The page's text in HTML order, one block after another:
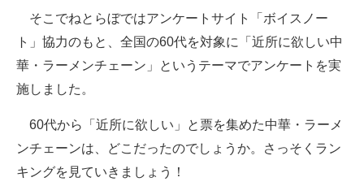
進化するPCとデバイスの未来
AI活用のいまが分かる
そこでねとらぼではアンケートサイト「ボイスノー
ト」協力のもと、全国の60代を対象に「近所に欲しい中
華・ラーメンチェーン」というテーマでアンケートを実
施しました。
60代から「近所に欲しい」と票を集めた中華・ラーメ
ンチェーンは、どこだったのでしょうか。さっそくラン
キングを見ていきましょう！